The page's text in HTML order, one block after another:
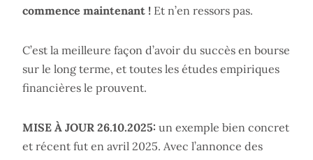
commence maintenant ! Et n’en ressors pas.
C’est la meilleure façon d’avoir du succès en bourse
sur le long terme, et toutes les études empiriques
financières le prouvent.
MISE À JOUR 26.10.2025: un exemple bien concret
et récent fut en avril 2025. Avec l’annonce des